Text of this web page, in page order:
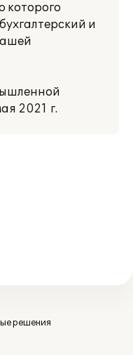
которого
и
2021 г.
решения